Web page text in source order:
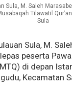
Sula, M. Saleh
Tilawatil
Sula
Sula, M.
peserta
di depan
Kecamatan